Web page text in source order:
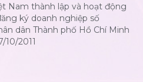
Nam thành lập và hoạt động
ký doanh nghiệp số
dân Thành phố Hồ Chí Minh
10/2011